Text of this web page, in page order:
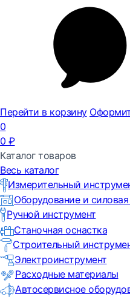
Перейти в корзину
0
0 ₽
Каталог товаров
Весь каталог
Измерительный
Оборудование и
Ручной инструмент
Станочная оснастка
Строительный
Электроинструмент
Расходные материалы
Автосервисное